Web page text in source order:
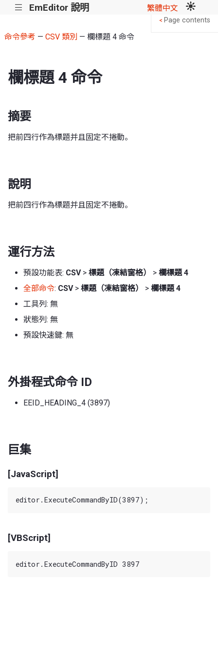
||| EmEditor 說明 繁體中文
命令參考 — CSV 類別 — 欄標題 4 命令
欄標題 4 命令
摘要
把前四行作為標題并且固定不捲動。
說明
把前四行作為標題并且固定不捲動。
運行方法
預設功能表: CSV> 標題（凍結窗格） > 欄標題 4
全部命令: CSV> 標題（凍結窗格） > 欄標題 4
工具列: 無
狀態列: 無
預設快速鍵: 無
外掛程式命令 ID
EEID_HEADING_4 (3897)
巨集
[JavaScript]
[VBScript]
< Page contents